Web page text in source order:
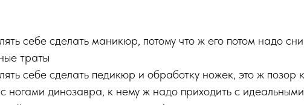
себе сделать маникюр, потому что ж его потом надо
траты
себе сделать педикюр и обработку ножек, это ж позор
ногами динозавра, к нему ж надо приходить с